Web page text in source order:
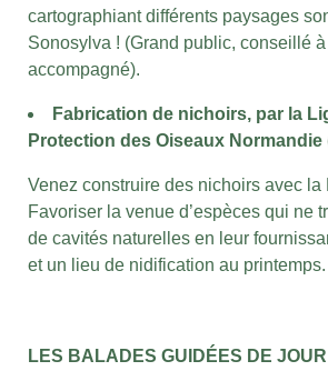
cartographiant différents paysages
Sonosylva ! (Grand public, conseillé
accompagné).
Fabrication de nichoirs, par la
Protection des Oiseaux Normandie
Venez construire des nichoirs avec la
Favoriser la venue d’espèces qui ne
de cavités naturelles en leur
et un lieu de nidification au printemps.
LES BALADES GUIDÉES DE